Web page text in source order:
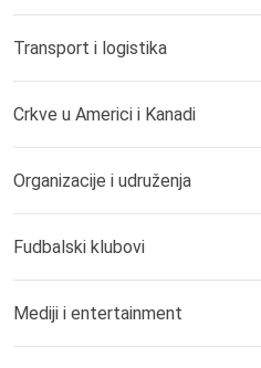
Transport i logistika
Crkve u Americi i Kanadi
Organizacije i udruženja
Fudbalski klubovi
Mediji i entertainment